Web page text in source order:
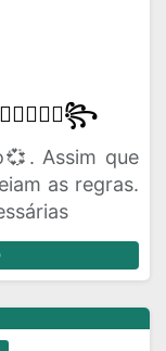
ႋ꧂
Assim que
as regras.